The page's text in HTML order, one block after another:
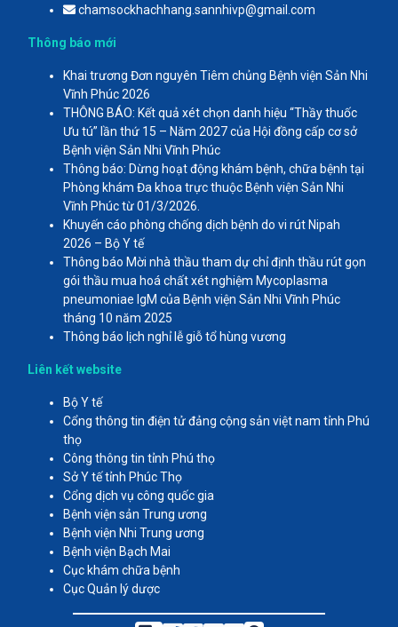
chamsockhachhang.sannhivp@gmail.com
Thông báo mới
Khai trương Đơn nguyên Tiêm chủng Bệnh viện Sản Nhi
Vĩnh Phúc 2026
THÔNG BÁO: Kết quả xét chọn danh hiệu “Thầy thuốc
Ưu tú” lần thứ 15 – Năm 2027 của Hội đồng cấp cơ sở
Bệnh viện Sản Nhi Vĩnh Phúc
Thông báo: Dừng hoạt động khám bệnh, chữa bệnh tại
Phòng khám Đa khoa trực thuộc Bệnh viện Sản Nhi
Vĩnh Phúc từ 01/3/2026.
Khuyến cáo phòng chống dịch bệnh do vi rút Nipah
2026 – Bộ Y tế
Thông báo Mời nhà thầu tham dự chỉ định thầu rút gọn
gói thầu mua hoá chất xét nghiệm Mycoplasma
pneumoniae IgM của Bệnh viện Sản Nhi Vĩnh Phúc
tháng 10 năm 2025
Thông báo lịch nghỉ lễ giỗ tổ hùng vương
Liên kết website
Bộ Y tế
Cổng thông tin điện tử đảng cộng sản việt nam tỉnh Phú
thọ
Công thông tin tỉnh Phú thọ
Sở Y tế tỉnh Phúc Thọ
Cổng dịch vụ công quốc gia
Bệnh viện sản Trung ương
Bệnh viện Nhi Trung ương
Bệnh viện Bạch Mai
Cục khám chữa bệnh
Cục Quản lý dược